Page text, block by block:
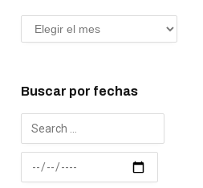
Buscar por fechas